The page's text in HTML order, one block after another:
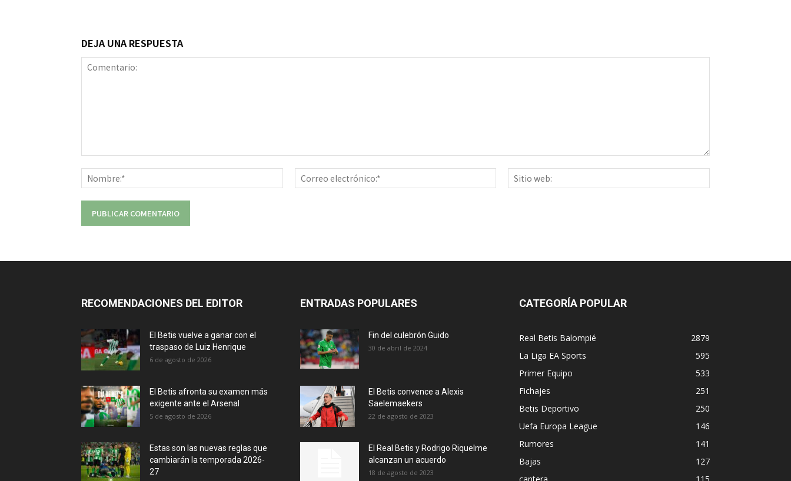
DEJA UNA RESPUESTA
Nombre:*
Correo
electrónico:*
web:
RECOMENDACIONES DEL EDITOR
El Betis vuelve a ganar con el
traspaso de Luiz Henrique
6 de agosto de 2026
El Betis afronta su examen más
exigente ante el Arsenal
5 de agosto de 2026
Estas son las nuevas reglas que
cambiarán la temporada 2026-
27
ENTRADAS POPULARES
Fin del culebrón Guido
30 de abril de 2024
El Betis convence a Alexis
Saelemaekers
22 de agosto de 2023
El Real Betis y Rodrigo Riquelme
alcanzan un acuerdo
18 de agosto de 2023
CATEGORÍA POPULAR
Real Betis Balompié
2879
La Liga EA Sports
595
Primer Equipo
533
Fichajes
251
Betis Deportivo
250
Uefa Europa League
146
Rumores
141
Bajas
127